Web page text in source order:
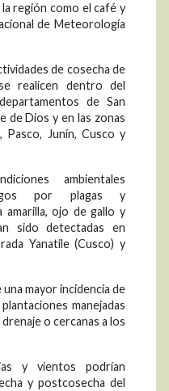
región como el café y
de Meteorología
de cosecha de
realicen dentro del
de San
de Dios y en las zonas
Pasco, Junín, Cusco y
ambientales
por plagas y
amarilla, ojo de gallo y
sido detectadas en
Yanatile (Cusco) y
mayor incidencia de
manejadas
o cercanas a los
y vientos podrían
y postcosecha del